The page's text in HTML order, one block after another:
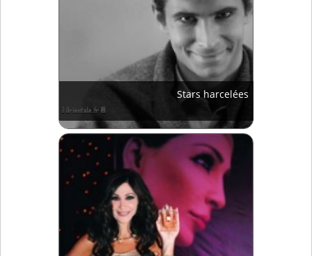
Stars harcelées